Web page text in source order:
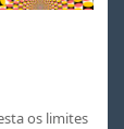
os limites